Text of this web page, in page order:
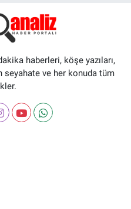
haberleri, köşe yazıları,
seyahate ve her konuda tüm